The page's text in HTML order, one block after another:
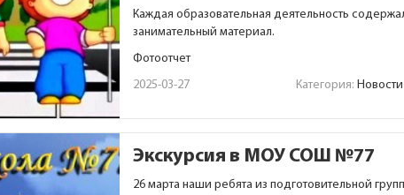
Каждая образовательная деятельность
занимательный материал.
Фотоотчет
2025-03-27
Категория:Новости
Экскурсия в МОУ СОШ №77
26 марта наши ребята из подготовительной